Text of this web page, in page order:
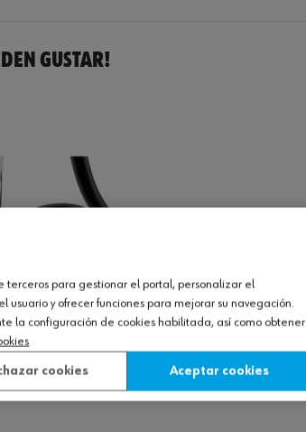
GUSTAR!
terceros para gestionar el portal, personalizar el
y ofrecer funciones para mejorar su navegación.
la configuración de cookies habilitada, así como obtener
cookies Aceptar cookies